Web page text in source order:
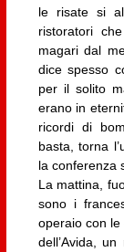
le risate si
ristoratori
magari dal
dice spesso
per il solito
erano in
ricordi di
basta, torna
la conferenza
La mattina,
sono i
operaio con
dell’Avida,